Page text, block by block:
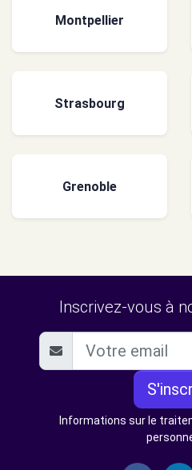
Montpellier
Strasbourg
Grenoble
Inscrivez-vous à
Informations sur le